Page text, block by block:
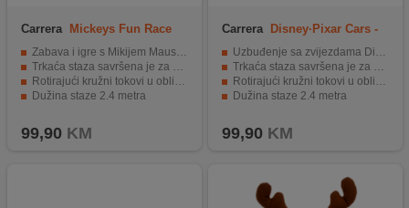
Carrera Mickeys Fun Race
Zabava i igre s Mikijem Mausom i Donaldom Dukom
Trkaća staza savršena je za najmlađe trkače
Rotirajući kružni tokovi u obliku osmice
Dužina staze 2.4 metra
99,90 KM
Carrera
Disney·Pixar Cars -
Uzbuđenje sa zvijezdama Disney Pixar automobila
Trkaća staza savršena je za najmlađe trkače
Rotirajući kružni tokovi u obliku osmice
Dužina staze 2.4 metra
99,90 KM